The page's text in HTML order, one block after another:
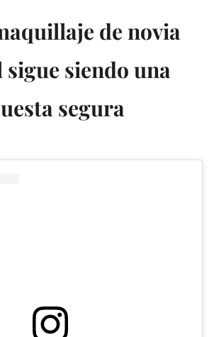
de novia
siendo una
segura